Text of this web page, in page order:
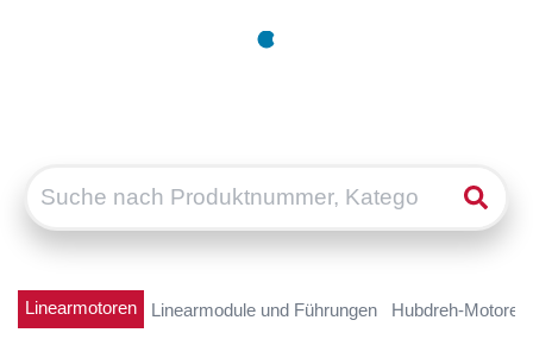
Linearmotoren Linearmodule und Führungen Hubdreh-Motoren